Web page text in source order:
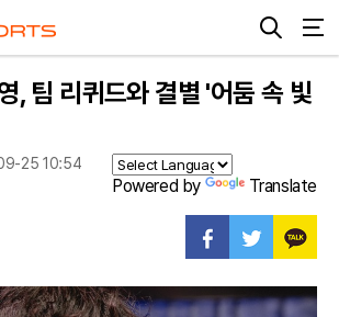
, 팀 리퀴드와 결별 '어둠 속 빛
25 10:54
Powered by Translate